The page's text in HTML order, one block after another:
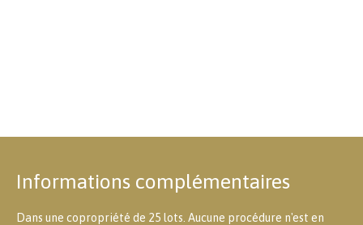
Informations complémentaires
Dans une copropriété de 25 lots. Aucune procédure n'est en